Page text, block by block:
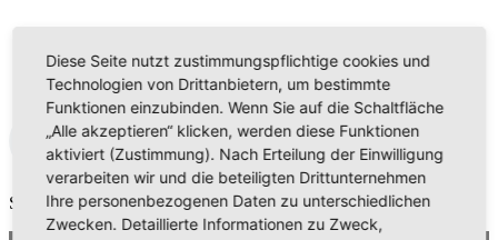
Some content for Sermon test
Diese Seite nutzt zustimmungspflichtige cookies und
Technologien von Drittanbietern, um bestimmte
Funktionen einzubinden. Wenn Sie auf die Schaltfläche
„Alle akzeptieren“ klicken, werden diese Funktionen
aktiviert (Zustimmung). Nach Erteilung der Einwilligung
verarbeiten wir und die beteiligten Drittunternehmen
Ihre personenbezogenen Daten zu unterschiedlichen
Zwecken. Detaillierte Informationen zu Zweck,